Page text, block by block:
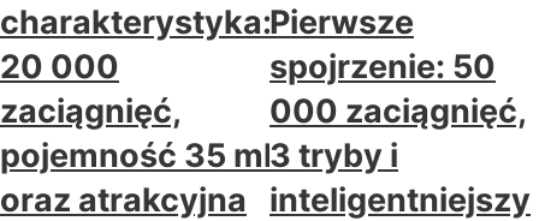
charakterystyka:
20 000
zaciągnięć,
pojemność 35 ml
oraz atrakcyjna
Pierwsze
spojrzenie: 50
000 zaciągnięć,
3 tryby i
inteligentniejszy